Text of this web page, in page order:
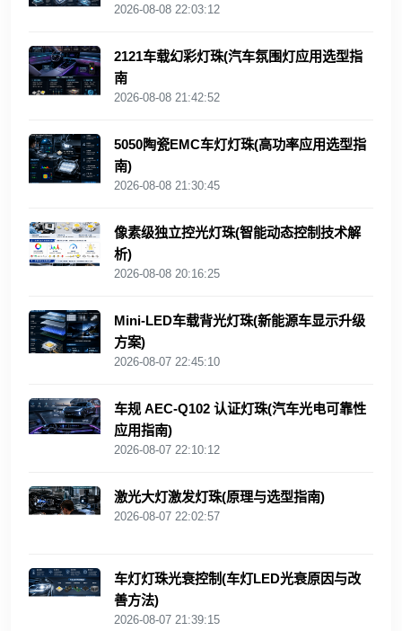
2026-08-08 22:03:12
2121车载幻彩灯珠(汽车氛围灯应用选型指
南
2026-08-08 21:42:52
5050陶瓷EMC车灯灯珠(高功率应用选型指
南)
2026-08-08 21:30:45
像素级独立控光灯珠(智能动态控制技术解
析)
2026-08-08 20:16:25
Mini‑LED车载背光灯珠(新能源车显示升级
方案)
2026-08-07 22:45:10
车规 AEC‑Q102 认证灯珠(汽车光电可靠性
应用指南)
2026-08-07 22:10:12
激光大灯激发灯珠(原理与选型指南)
2026-08-07 22:02:57
车灯灯珠光衰控制(车灯LED光衰原因与改
善方法)
2026-08-07 21:39:15